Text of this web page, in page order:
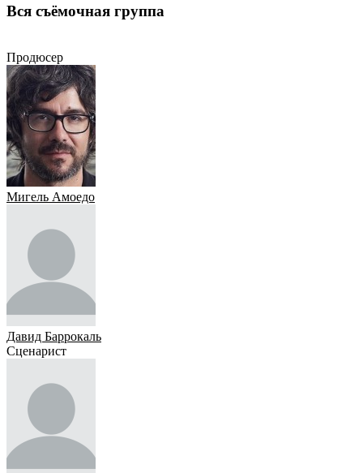
Вся съёмочная группа
Продюсер
Мигель Амоедо
Давид Баррокаль
Сценарист